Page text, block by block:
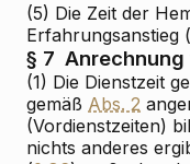
(5) Die Zeit der
Erfahrungsanstieg (
§ 7
(1) Die Dienstzeit
gemäß Abs. 2
(Vordienstzeiten)
nichts anderes